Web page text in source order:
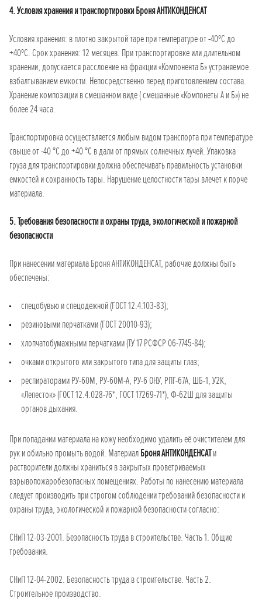
4. Условия хранения и транспортировки Броня АНТИКОНДЕНСАТ
Условия хранения: в плотно закрытой таре при температуре от -40ºС до
+40ºС. Срок хранения: 12 месяцев. При транспортировке или длительном
хранении, допускается расслоение на фракции «Компонента Б» устраняемое
взбалтыванием емкости. Непосредственно перед приготовлением состава.
Хранение композиции в смешанном виде ( смешанные «Компонеты А и Б») не
более 24 часа.
Транспортировка осуществляется любым видом транспорта при температуре
свыше от -40 °С до +40 °С в дали от прямых солнечных лучей. Упаковка
груза для транспортировки должна обеспечивать правильность установки
емкостей и сохранность тары. Нарушение целостности тары влечет к порче
материала.
5. Требования безопасности и охраны труда, экологической и пожарной
безопасности
При нанесении материала Броня АНТИКОНДЕНСАТ, рабочие должны быть
обеспечены:
спецобувью и спецодежной (ГОСТ 12.4.103-83);
резиновыми перчатками (ГОСТ 20010-93);
хлопчатобумажными перчатками (ТУ 17 РСФСР 06-7745-84);
очками открытого или закрытого типа для защиты глаз;
респираторами РУ-60М, РУ-60М-А, РУ-6 ОНУ, РПГ-67А, ШБ-1, У2К,
«Лепесток» (ГОСТ 12.4.028-76*, ГОСТ 17269-71*), Ф-62Ш для защиты
органов дыхания.
При попадании материала на кожу необходимо удалить её очистителем для
рук и обильно промыть водой. МатериалБроня АНТИКОНДЕНСАТи
растворители должны храниться в закрытых проветриваемых
взрывопожаробезопасных помещениях. Работы по нанесению материала
следует производить при строгом соблюдении требований безопасности и
охраны труда, экологической и пожарной безопасности согласно:
СНиП 12-03-2001. Безопасность труда в строительстве. Часть 1. Общие
требования.
СНиП 12-04-2002. Безопасность труда в строительстве. Часть 2.
Строительное производство.